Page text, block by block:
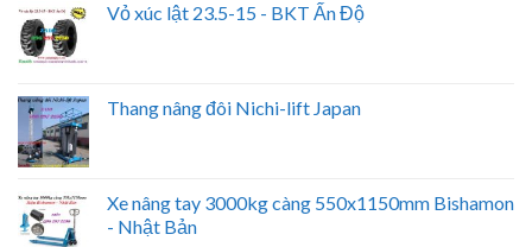
Vỏ xúc lật 23.5-15 - BKT Ấn Độ
Thang nâng đôi Nichi-lift Japan
Xe nâng tay 3000kg càng 550x1150mm Bishamon
- Nhật Bản